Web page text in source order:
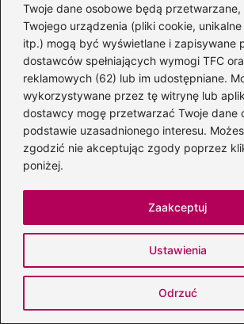
Twoje dane osobowe będą przetwarzane,
Twojego urządzenia (pliki cookie,
itp.) mogą być wyświetlane i zapisywane
dostawców spełniających wymogi TFC
reklamowych (62) lub im udostępniane.
wykorzystywane przez tę witrynę lub
dostawcy mogę przetwarzać Twoje dane
podstawie uzasadnionego interesu.
zgodzić nie akceptując zgody poprzez
poniżej.
Ustawienia
Odrzuć
Zaakceptuj
Johnny Depp: ile ma lat,
role i osiągnięcia
2026-08-08
Biografia Mozarta – życie,
dzieła i niezwykłe